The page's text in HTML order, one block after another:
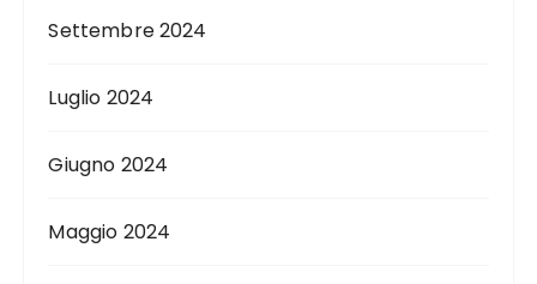
Settembre 2024
Luglio 2024
Giugno 2024
Maggio 2024